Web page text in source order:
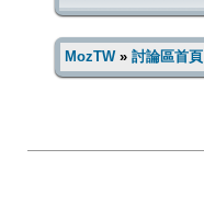
MozTW» 討論區首頁